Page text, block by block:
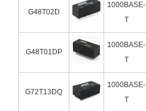
G48T02D
1000BASE-
T
G48T01DP
1000BASE-
T
G72T13DQ
1000BASE-
T